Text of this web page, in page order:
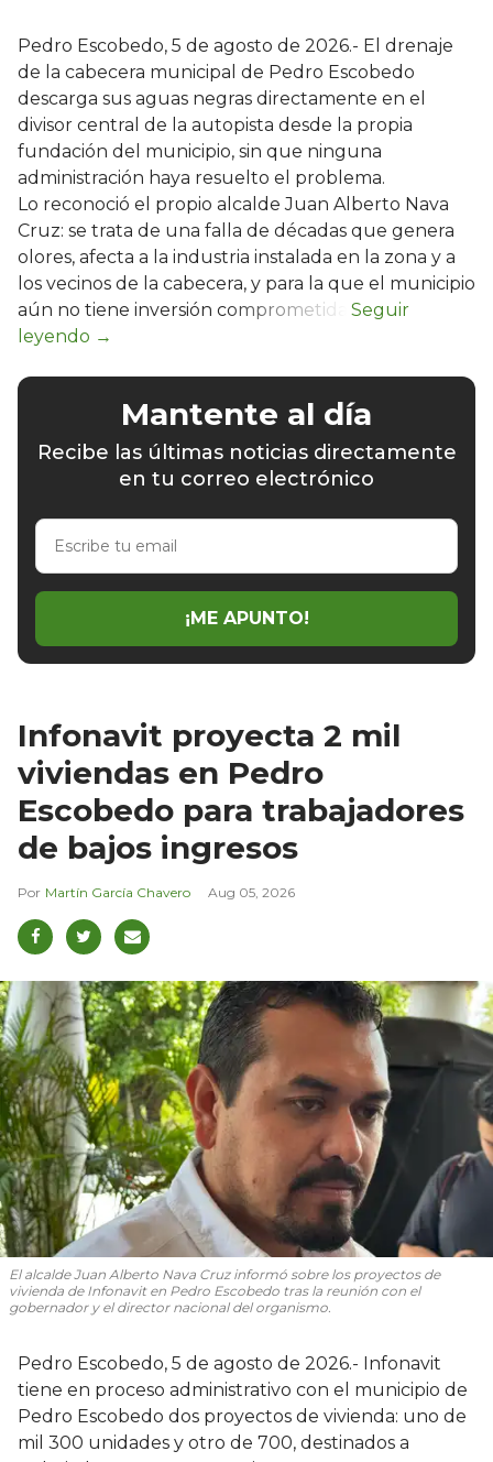
Pedro Escobedo, 5 de agosto de 2026.- El drenaje
de la cabecera municipal de Pedro Escobedo
descarga sus aguas negras directamente en el
divisor central de la autopista desde la propia
fundación del municipio, sin que ninguna
administración haya resuelto el problema.
Lo reconoció el propio alcalde Juan Alberto Nava
Cruz: se trata de una falla de décadas que genera
olores, afecta a la industria instalada en la zona y a
los vecinos de la cabecera, y para la que el municipio
aún no tiene inversión comprometida.
Mantente al día
Recibe las últimas noticias directamente
en tu correo electrónico
Escribe
email
¡ME APUNTO!
Infonavit proyecta 2 mil
viviendas en Pedro
Escobedo para trabajadores
de bajos ingresos
Martín García Chavero Aug 05, 2026
El alcalde Juan Alberto Nava Cruz informó sobre los proyectos de
vivienda de Infonavit en Pedro Escobedo tras la reunión con el
gobernador y el director nacional del organismo.
Pedro Escobedo, 5 de agosto de 2026.- Infonavit
tiene en proceso administrativo con el municipio de
Pedro Escobedo dos proyectos de vivienda: uno de
mil 300 unidades y otro de 700, destinados a